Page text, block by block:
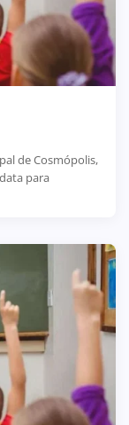
de Cosmópolis,
para